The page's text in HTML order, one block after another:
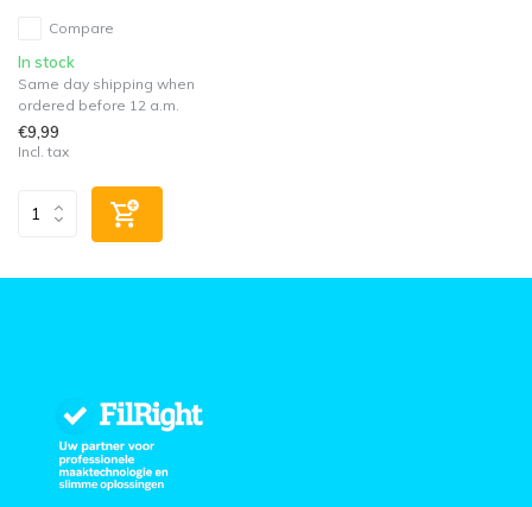
Compare
In stock
Same day shipping when
ordered before 12 a.m.
€9,99
Incl. tax